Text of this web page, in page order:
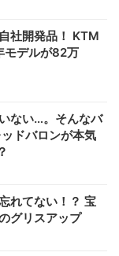
社開発品！ KTM
デルが82万
ない…。そんなバ
ドバロンが本気
れてない！？ 宝
グリスアップ